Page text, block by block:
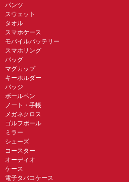
パンツ
スウェット
タオル
スマホケース
モバイルバッテリー
スマホリング
バッグ
マグカップ
キーホルダー
バッジ
ボールペン
ノート・手帳
メガネクロス
ゴルフボール
ミラー
シューズ
コースター
オーディオ
ケース
電子タバコケース